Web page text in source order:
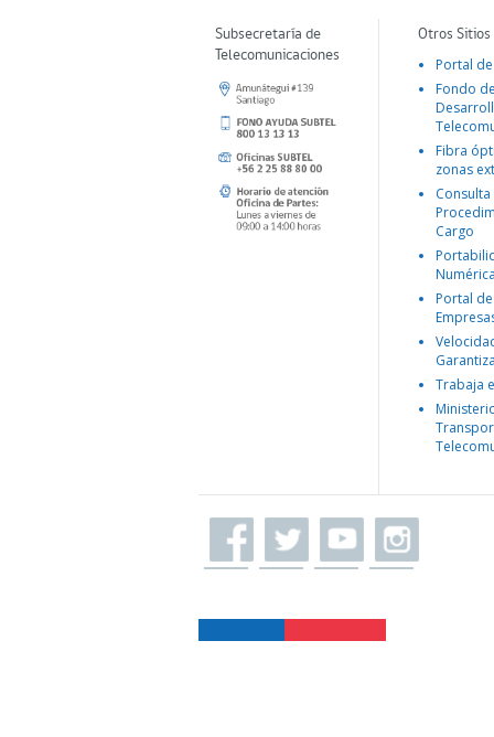
Subsecretaría de
Telecomunicaciones
Otros
Portal
Fondo
Fibra
zonas
Consulta
Cargo
Portal
Trabaja